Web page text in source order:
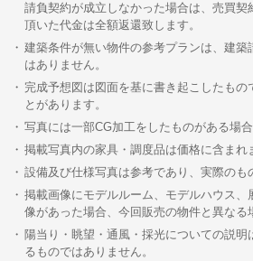
請負契約が成立しなかった場合は、売買
頂いた代金は全額返還致します。
建築条件が無い物件の参考プランは、建
はありません。
完成予想図は図面を基に書き起こしたもの
とがあります。
写真には一部CG加工をしたものがある場合
掲載写真内の家具・調度品は価格に含まれ
設備及び仕様写真は参考であり、実際のも
掲載画像にモデルルーム、モデルハウス
像があった場合、今回販売の物件と異なる
陽当り・眺望・通風・採光についての説
るものではありません。